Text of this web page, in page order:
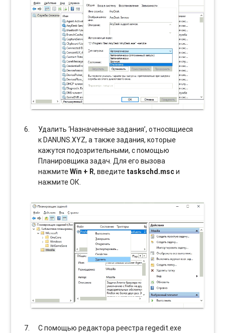
Удалить ‘Назначенные задания’, относящиеся
к DANUNS.XYZ, а также задания, которые
кажутся подозрительными, с помощью
Планировщика задач. Для его вызова
нажмитеWin + R, введите taskschd.mscи
нажмите ОК.
С помощью редактора реестра regedit.exe